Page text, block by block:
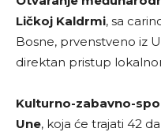
Ličkoj Kaldrmi, sa
Bosne, prvenstveno iz
direktan pristup
Kulturno-zabavno-
Une, koja će trajati 42